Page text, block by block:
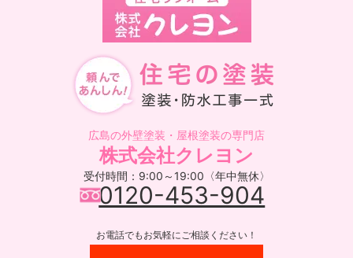
広島の外壁塗装・屋根塗装の専門店
株式会社クレヨン
受付時間：9:00～19:00〈年中無休〉
0120-453-904
お電話でもお気軽にご相談ください！